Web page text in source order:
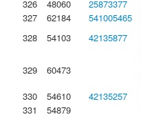
326
48060 25873377
327
62184 541005465
328
54103 42135877
329 60473
330
54610 42135257
331
54879